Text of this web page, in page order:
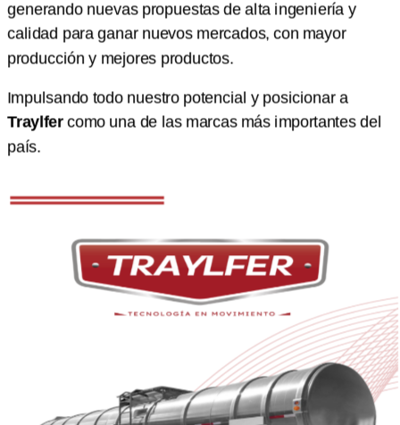
generando nuevas propuestas de alta ingeniería y
calidad para ganar nuevos mercados, con mayor
producción y mejores productos.
Impulsando todo nuestro potencial y posicionar a
Traylfercomo una de las marcas más importantes del
país.